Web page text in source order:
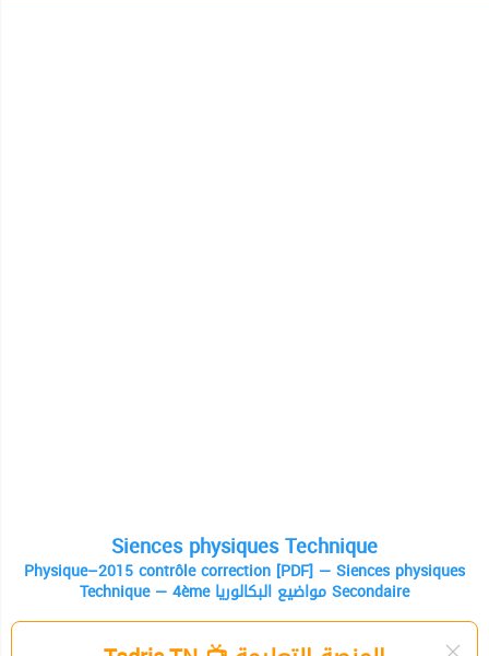
Siences physiques Technique
Physique–2015 contrôle correction [PDF] — Siences physiques
Technique — 4ème مواضيع البكالوريا Secondaire